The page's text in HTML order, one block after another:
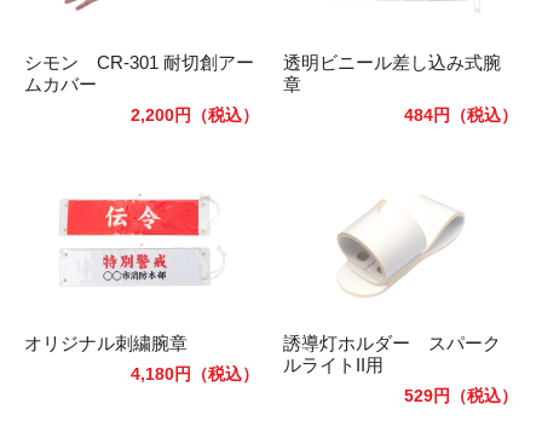
シモン CR-301 耐切創アー
ムカバー
2,200円 （税込）
透明ビニール差し込み式腕
章
484円 （税込）
オリジナル刺繍腕章
4,180円 （税込）
誘導灯ホルダー スパーク
ルライトII用
529円 （税込）